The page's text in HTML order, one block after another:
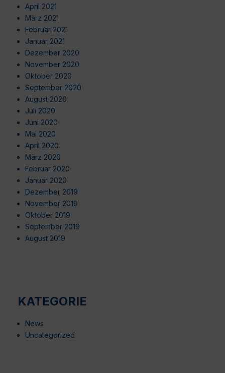
April 2021
März 2021
Februar 2021
Januar 2021
Dezember 2020
November 2020
Oktober 2020
September 2020
August 2020
Juli 2020
Juni 2020
Mai 2020
April 2020
März 2020
Februar 2020
Januar 2020
Dezember 2019
November 2019
Oktober 2019
September 2019
August 2019
KATEGORIE
News
Uncategorized